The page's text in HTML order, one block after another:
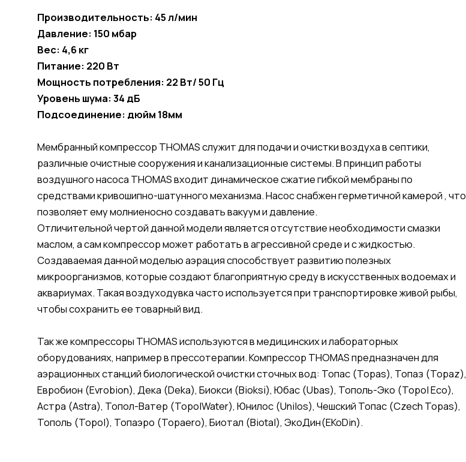
Производительность: 45 л/мин
Давление: 150 мбар
Вес: 4,6 кг
Питание: 220 Вт
Мощность потребления: 22 Вт/ 50 Гц
Уровень шума: 34 дБ
Подсоединение: дюйм 18мм
Мембранный компрессор THOMAS служит для подачи и очистки воздуха в септики,
различные очистные сооружения и канализационные системы. В принцип работы
воздушного насоса THOMAS входит динамическое сжатие гибкой мембраны по
средствами кривошипно-шатунного механизма. Насос снабжен герметичной камерой , что
позволяет ему молниеносно создавать вакуум и давление.
Отличительной чертой данной модели является отсутствие необходимости смазки
маслом, а сам компрессор может работать в агрессивной среде и с жидкостью.
Создаваемая данной моделью аэрация способствует развитию полезных
микроорганизмов, которые создают благоприятную среду в искусственных водоемах и
аквариумах. Такая воздуходувка часто используется при транспортировке живой рыбы,
чтобы сохранить ее товарный вид.
Так же компрессоры THOMAS используются в медицинских и лабораторных
оборудованиях, например в прессотерапии. Компрессор THOMAS предназначен для
аэрационных станций биологической очистки сточных вод: Топас (Topas), Топаз (Topaz),
Евробион (Evrobion), Дека (Deka), Биокси (Bioksi), Юбас (Ubas), Тополь-Эко (Topol Eco),
Астра (Astra), Топол-Ватер (TopolWater), Юнилос (Unilos), Чешский Топас (Czech Topas),
Тополь (Topol), Топаэро (Topaero), Биотал (Biotal), ЭкоДин(EKoDin).